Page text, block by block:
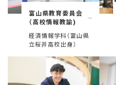
富山県教育委員会
（高校情報教諭)
経済情報学科（富山県
立桜井高校出身）